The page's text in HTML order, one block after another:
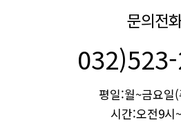
문의전
평일:월~금요일
시간:오전9시